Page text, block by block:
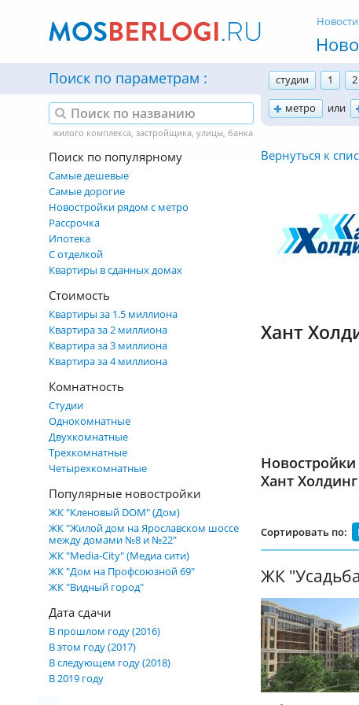
Новости
Поиск по параметрам студии 1 2
метро
или
Поиск по популярному
Самые дешевые
Самые дорогие
Новостройки рядом с метро
Рассрочка
Ипотека
С отделкой
Квартиры в сданных домах
Стоимость
Квартиры за 1.5 миллиона
Квартира за 2 миллиона
Квартира за 3 миллиона
Квартира за 4 миллиона
Комнатность
Студии
Однокомнатные
Двухкомнатные
Трехкомнатные
Четырехкомнатные
Популярные новостройки
ЖК "Кленовый DOM" (Дом)
ЖК "Жилой дом на Ярославском шоссе
между домами №8 и №22"
ЖК "Media-City" (Медиа сити)
ЖК "Дом на Профсоюзной 69"
ЖК "Видный город"
Дата сдачи
В прошлом году (2016)
В этом году (2017)
В следующем году (2018)
В 2019 году
Вернуться к
Хант
Хант Холдинг
Сортировать по: